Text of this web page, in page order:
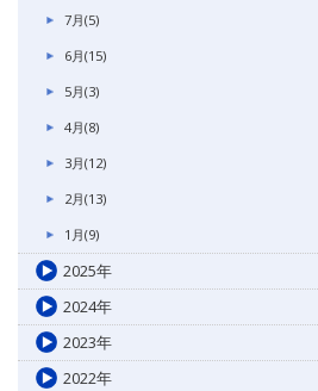
7月(5)
6月(15)
5月(3)
4月(8)
3月(12)
2月(13)
1月(9)
2025年
2024年
2023年
2022年